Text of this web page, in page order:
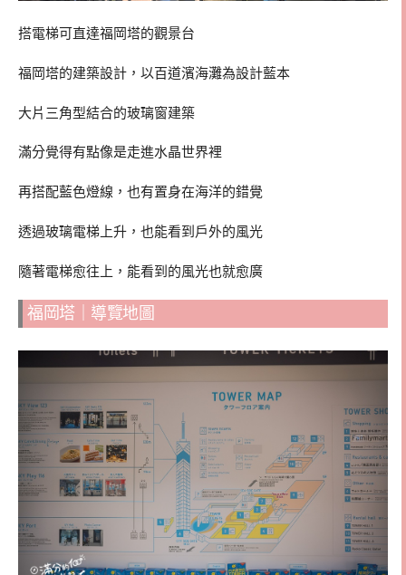
搭電梯可直達福岡塔的觀景台
福岡塔的建築設計，以百道濱海灘為設計藍本
大片三角型結合的玻璃窗建築
滿分覺得有點像是走進水晶世界裡
再搭配藍色燈線，也有置身在海洋的錯覺
透過玻璃電梯上升，也能看到戶外的風光
隨著電梯愈往上，能看到的風光也就愈廣
福岡塔｜導覽地圖